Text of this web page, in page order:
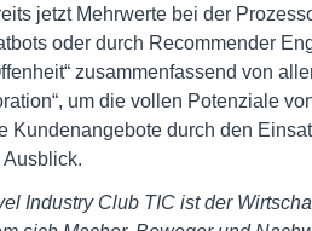
jetzt Mehrwerte bei der
oder durch Recommender
zusammenfassend von
um die vollen Potenziale
Kundenangebote durch den
Industry Club TIC ist der